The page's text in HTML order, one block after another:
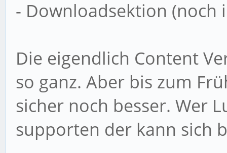
- Downloadsektion (noch
Die eigendlich Content
so ganz. Aber bis zum
sicher noch besser. Wer
supporten der kann sich